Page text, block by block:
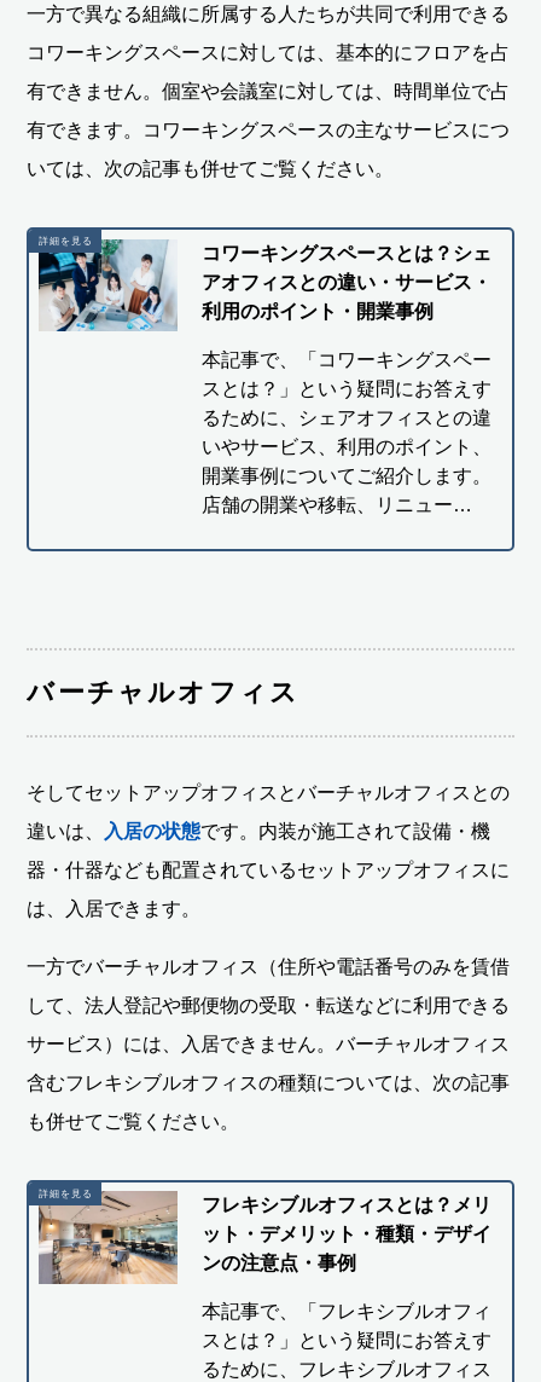
一方で異なる組織に所属する人たちが共同で利用できる
コワーキングスペースに対しては、基本的にフロアを占
有できません。個室や会議室に対しては、時間単位で占
有できます。コワーキングスペースの主なサービスにつ
いては、次の記事も併せてご覧ください。
コワーキングスペースとは？シェ
アオフィスとの違い・サービス・
利用のポイント・開業事例
本記事で、「コワーキングスペー
スとは？」という疑問にお答えす
るために、シェアオフィスとの違
いやサービス、利用のポイント、
開業事例についてご紹介します。
店舗の開業や移転、リニュー…
バーチャルオフィス
そしてセットアップオフィスとバーチャルオフィスとの
違いは、
入居の状態です。内装が施工されて設備・機
器・什器なども配置されているセットアップオフィスに
は、入居できます。
一方でバーチャルオフィス（住所や電話番号のみを賃借
して、法人登記や郵便物の受取・転送などに利用できる
サービス）には、入居できません。バーチャルオフィス
含むフレキシブルオフィスの種類については、次の記事
も併せてご覧ください。
フレキシブルオフィスとは？メリ
ット・デメリット・種類・デザイ
ンの注意点・事例
本記事で、「フレキシブルオフィ
スとは？」という疑問にお答えす
るために、フレキシブルオフィス